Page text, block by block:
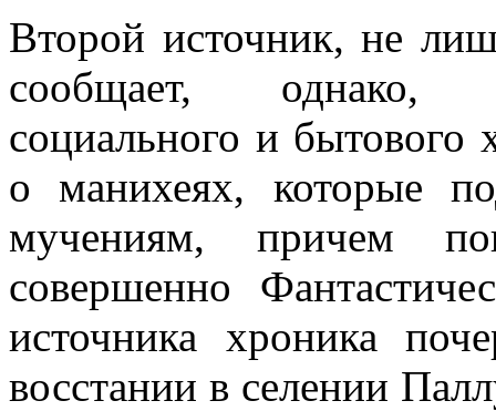
Второй источник, не
сообщает, однако,
социального и бытового
о манихеях, которые
мучениям, причем
совершенно
источника хроника
восстании в селении